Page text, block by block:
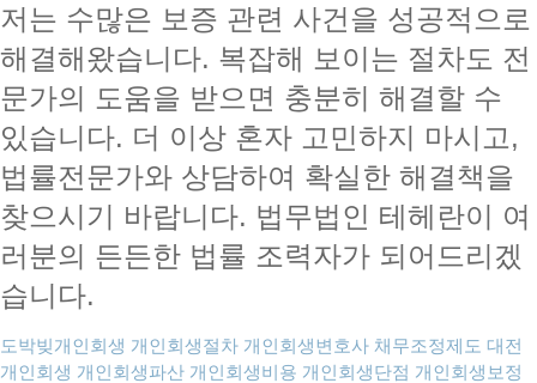
저는 수많은 보증 관련 사건을 성공적으로
해결해왔습니다. 복잡해 보이는 절차도 전
문가의 도움을 받으면 충분히 해결할 수
있습니다. 더 이상 혼자 고민하지 마시고,
법률전문가와 상담하여 확실한 해결책을
찾으시기 바랍니다. 법무법인 테헤란이 여
러분의 든든한 법률 조력자가 되어드리겠
습니다.
도박빚개인회생 개인회생절차 개인회생변호사 채무조정제도 대전
개인회생 개인회생파산 개인회생비용 개인회생단점 개인회생보정